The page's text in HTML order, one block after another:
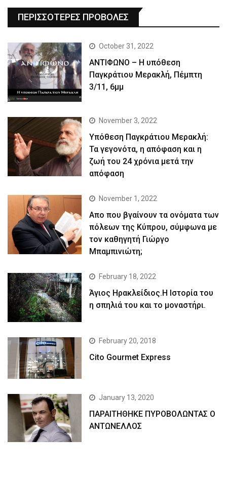
ΠΕΡΙΣΣΟΤΕΡΕΣ ΠΡΟΒΟΛΕΣ
October 31, 2022
ΑΝΤΙΦΩΝΟ – Η υπόθεση
Παγκράτιου Μερακλή, Πέμπτη
3/11, 6μμ
November 3, 2022
Yπόθεση Παγκράτιου Μερακλή:
Τα γεγονότα, η απόφαση και η
ζωή του 24 χρόνια μετά την
απόφαση
November 1, 2022
Απο που βγαίνουν τα ονόματα των
πόλεων της Κύπρου, σύμφωνα με
τον καθηγητή Γιώργο
Μπαμπινιώτη;
February 18, 2022
Άγιος Ηρακλείδιος.Η Ιστορία του
η σπηλιά του και το μοναστήρι.
February 20, 2018
Cito Gourmet Express
January 13, 2020
ΠΑΡΑΙΤΗΘΗΚΕ ΠΥΡΟΒΟΛΩΝΤΑΣ Ο
ΑΝΤΩΝΕΛΛΟΣ